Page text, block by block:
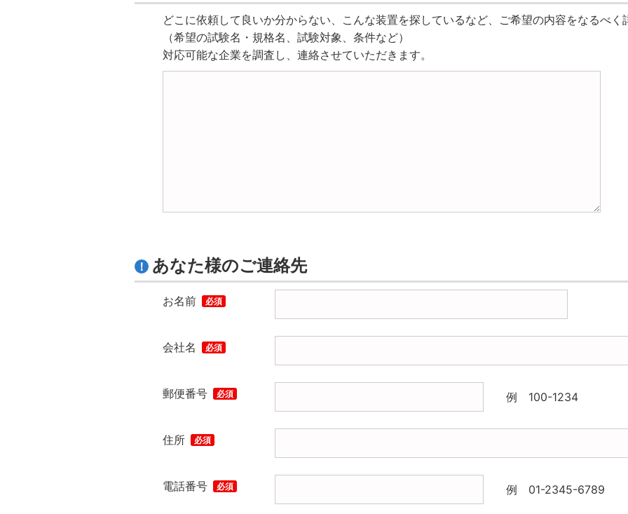
どこに依頼して良いか分からない、こんな装置を探しているなど、ご希望の内容をなるべく
（希望の試験名・規格名、試験対象、条件など）
対応可能な企業を調査し、連絡させていただきます。
あなた様のご連絡先
お名前 必須
会社名 必須
郵便番号 必須 例 100-1234
住所 必須
電話番号 必須 例 01-2345-6789